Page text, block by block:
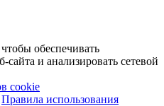
обеспечивать
и анализировать сетевой
cookie
Правила использования